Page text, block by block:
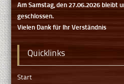
Am Samstag, den 27.06.2026 bleibt
geschlossen.
Vielen Dank für Ihr Verständnis
Quicklinks
Start